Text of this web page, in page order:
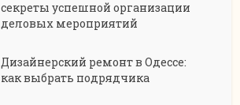
секреты успешной организации
деловых мероприятий
Дизайнерский ремонт в Одессе:
как выбрать подрядчика